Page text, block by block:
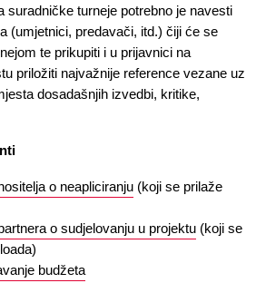
suradničke turneje potrebno je navesti
(umjetnici, predavači, itd.) čiji će se
te prikupiti i u prijavnici na
priložiti najvažnije reference vezane uz
dosadašnjih izvedbi, kritike,
o neapliciranju (koji se prilaže
o sudjelovanju u projektu (koji se
budžeta